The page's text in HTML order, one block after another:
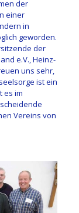
der
einer
in
geworden.
der
e.V., Heinz-
uns sehr,
ist ein
es im
Vereins von